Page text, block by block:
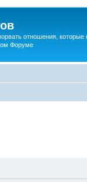
отношения,
Форуме